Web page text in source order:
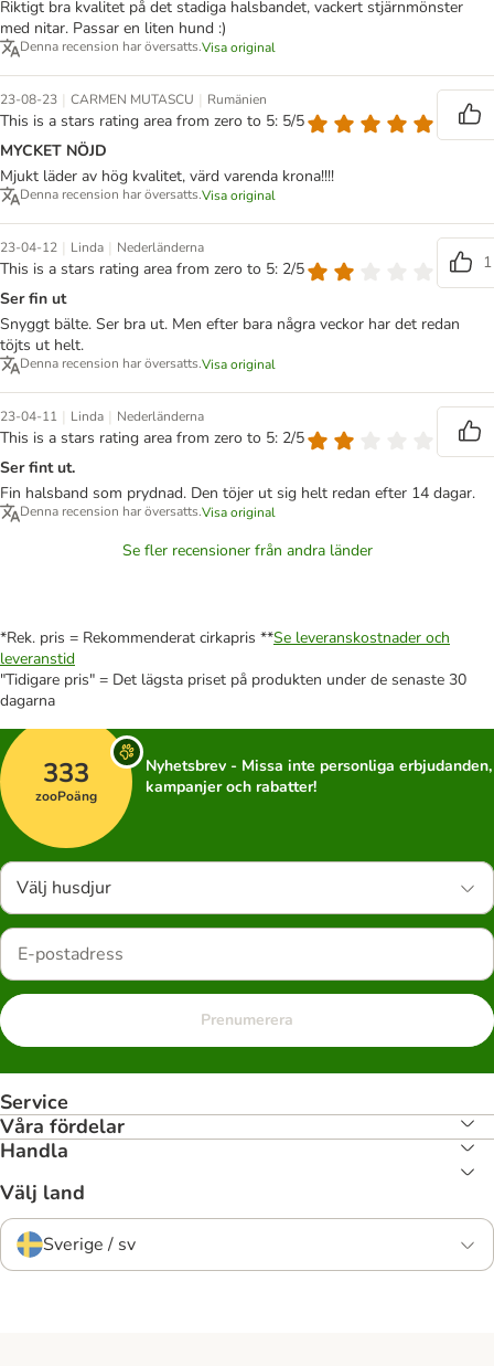
Riktigt bra kvalitet på det stadiga halsbandet, vackert stjärnmönster
med nitar. Passar en liten hund :)
Denna recension har översatts.Visa original
23-08-23 | CARMEN MUTASCU | Rumänien
This is a stars rating area from zero to 5: 5/5
MYCKET NÖJD
Mjukt läder av hög kvalitet, värd varenda krona!!!!
Denna recension har översatts.Visa original
23-04-12 | Linda | Nederländerna
This is a stars rating area from zero to 5: 2/5
1
Ser fin ut
Snyggt bälte. Ser bra ut. Men efter bara några veckor har det redan
töjts ut helt.
Denna recension har översatts.Visa original
23-04-11 | Linda | Nederländerna
This is a stars rating area from zero to 5: 2/5
Ser fint ut.
Fin halsband som prydnad. Den töjer ut sig helt redan efter 14 dagar.
Denna recension har översatts.Visa original
Se fler recensioner från andra länder
*Rek. pris = Rekommenderat cirkapris **Se leveranskostnader och
leveranstid
"Tidigare pris" = Det lägsta priset på produkten under de senaste 30
dagarna
333
zooPoäng
Nyhetsbrev - Missa inte personliga erbjudanden,
kampanjer och rabatter!
Välj husdjur
Prenumerera
Service
Våra fördelar
Handla
Välj land
Sverige / sv